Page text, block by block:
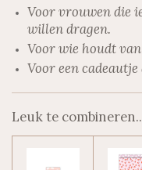
Voor vrouwen die
willen dragen.
Voor wie houdt
Voor een
Leuk te combineren..